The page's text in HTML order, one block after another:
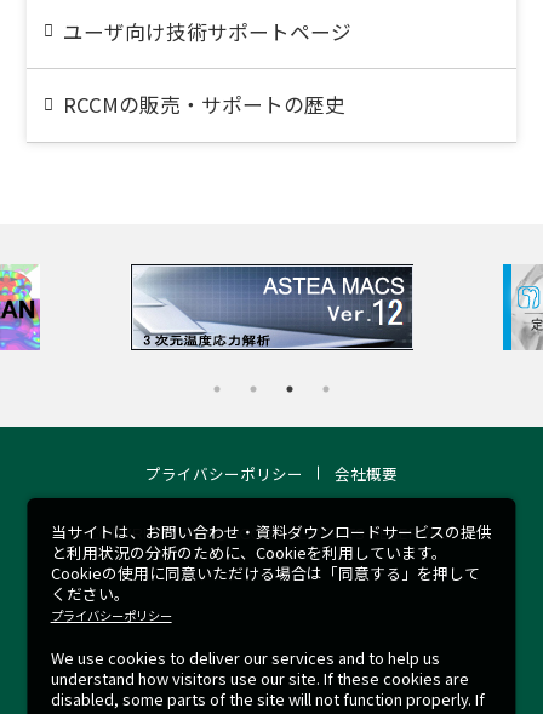
ユーザ向け技術サポートページ
RCCMの販売・サポートの歴史
プライバシーポリシー 会社概要
COPYRIGHT 2026 © RCCM ALL RIGHTS RESERVED.
当サイトは、お問い合わせ・資料ダウンロードサービスの提供
と利用状況の分析のために、Cookieを利用しています。
Cookieの使用に同意いただける場合は「同意する」を押して
ください。
プライバシーポリシー
We use cookies to deliver our services and to help us
understand how visitors use our site. If these cookies are
disabled, some parts of the site will not function properly. If